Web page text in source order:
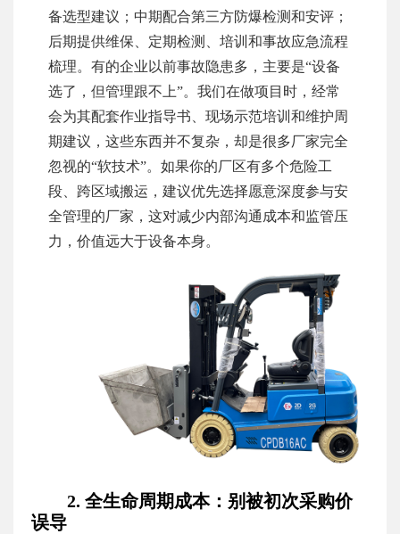
备选型建议；中期配合第三方防爆检测和安评；
后期提供维保、定期检测、培训和事故应急流程
梳理。有的企业以前事故隐患多，主要是“设备
选了，但管理跟不上”。我们在做项目时，经常
会为其配套作业指导书、现场示范培训和维护周
期建议，这些东西并不复杂，却是很多厂家完全
忽视的“软技术”。如果你的厂区有多个危险工
段、跨区域搬运，建议优先选择愿意深度参与安
全管理的厂家，这对减少内部沟通成本和监管压
力，价值远大于设备本身。
2. 全生命周期成本：别被初次采购价
误导